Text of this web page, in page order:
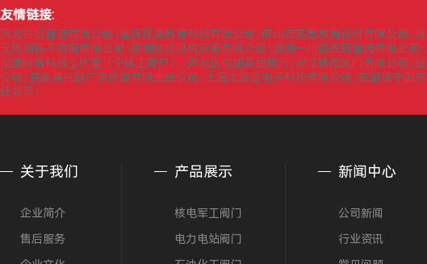
友情链接:
河北兴欧管道有限公司 重庆拣课教育科技有限公司 佛山市英思教育咨询有限公司
无锡钢振不锈钢有限公司
徐州皓鹏财税服务有限公司 湖州一川供应链管理有限公司
觅渡网络科技工作室（个体工商户）
芦淞区悦加百货商行 浙江信茂阀门有限公司
公司
获嘉县兴联广告传媒有限责任公司 上海太发达电子科技有限公司 安徽省宁国
任公司
关于我们
企业简介
售后服务
产品展示
核电军工阀门
电力电站阀门
新闻中心
公司新闻
行业资讯